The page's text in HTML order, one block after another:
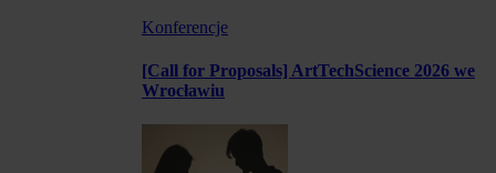
Konferencje
[Call for Proposals] ArtTechScience 2026 we
Wrocławiu